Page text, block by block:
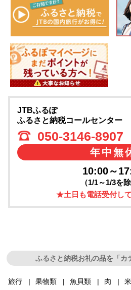
JTBふるぽ
ふるさと納税コールセンター
050-3146-8907
年中無
10:00～
（1/1～1/3を除
★土日も電話受付して
ふるさと納税お礼の品を「カ
旅行 果物類 魚貝類 肉